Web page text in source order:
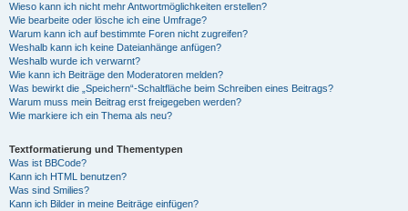
Wieso kann ich nicht mehr Antwortmöglichkeiten erstellen?
Wie bearbeite oder lösche ich eine Umfrage?
Warum kann ich auf bestimmte Foren nicht zugreifen?
Weshalb kann ich keine Dateianhänge anfügen?
Weshalb wurde ich verwarnt?
Wie kann ich Beiträge den Moderatoren melden?
Was bewirkt die „Speichern“-Schaltfläche beim Schreiben eines Beitrags?
Warum muss mein Beitrag erst freigegeben werden?
Wie markiere ich ein Thema als neu?
Textformatierung und Thementypen
Was ist BBCode?
Kann ich HTML benutzen?
Was sind Smilies?
Kann ich Bilder in meine Beiträge einfügen?